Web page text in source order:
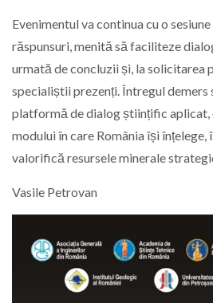
Evenimentul va continua cu o
răspunsuri, menită să faciliteze
urmată de concluzii și, la solicitarea
specialiștii prezenți. Întregul demers
platformă de dialog științific aplicat,
modului în care România își înțelege,
valorifică resursele minerale
Vasile Petrovan